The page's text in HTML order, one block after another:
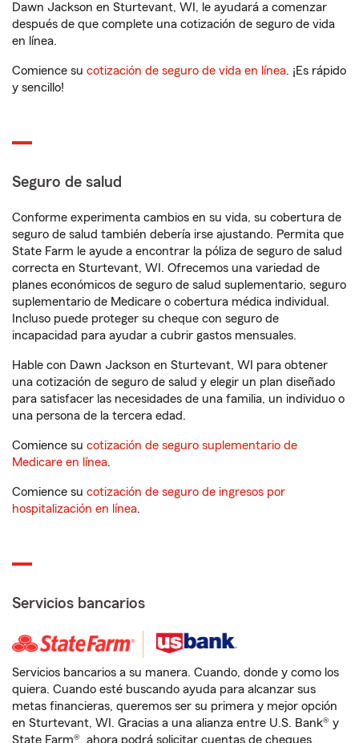
Dawn Jackson en Sturtevant, WI, le ayudará a comenzar
después de que complete una cotización de seguro de vida
en línea.
Comience su cotización de seguro de vida en línea. ¡Es rápido
y sencillo!
Seguro de salud
Conforme experimenta cambios en su vida, su cobertura de
seguro de salud también debería irse ajustando. Permita que
State Farm le ayude a encontrar la póliza de seguro de salud
correcta en Sturtevant, WI. Ofrecemos una variedad de
planes económicos de seguro de salud suplementario, seguro
suplementario de Medicare o cobertura médica individual.
Incluso puede proteger su cheque con seguro de
incapacidad para ayudar a cubrir gastos mensuales.
Hable con Dawn Jackson en Sturtevant, WI para obtener
una cotización de seguro de salud y elegir un plan diseñado
para satisfacer las necesidades de una familia, un individuo o
una persona de la tercera edad.
Comience su cotización de seguro suplementario de
Medicare en línea.
Comience su cotización de seguro de ingresos por
hospitalización en línea.
Servicios bancarios
Servicios bancarios a su manera. Cuando, donde y como los
quiera. Cuando esté buscando ayuda para alcanzar sus
metas financieras, queremos ser su primera y mejor opción
en Sturtevant, WI. Gracias a una alianza entre U.S. Bank® y
State Farm®, ahora podrá solicitar cuentas de cheques,